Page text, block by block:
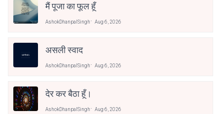
मैं पूजा का फूल हूँ
AshokDhanpalSingh Aug 6, 2026
असली स्वाद
AshokDhanpalSingh Aug 6, 2026
देर कर बैठा हूँ।
AshokDhanpalSingh Aug 6, 2026